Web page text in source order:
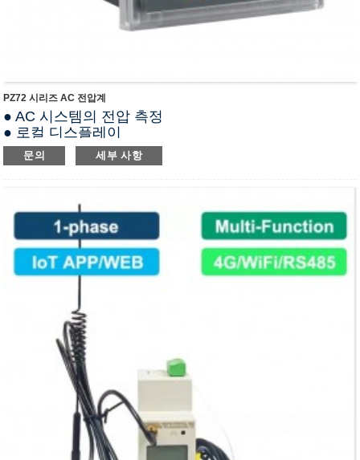
PZ72 시리즈 AC 전압계
● AC 시스템의 전압 측정
● 로컬 디스플레이
● RS485(모드버스-RTU)
● DI/DO, 릴레이 알람 출력
문의 세부 사항